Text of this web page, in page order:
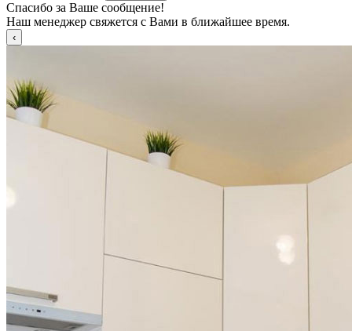
Спасибо за Ваше сообщение!
Наш менеджер свяжется с Вами в ближайшее время.